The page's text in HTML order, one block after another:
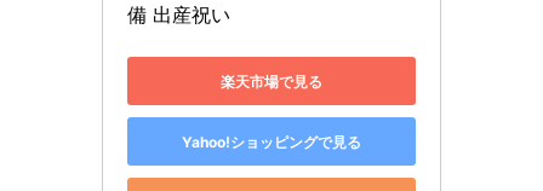
備 出産祝い
楽天市場で見る
Yahoo!ショッピングで見る